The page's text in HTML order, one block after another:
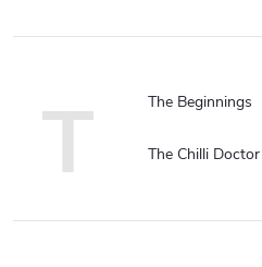
T The Beginnings
The Chilli Doctor